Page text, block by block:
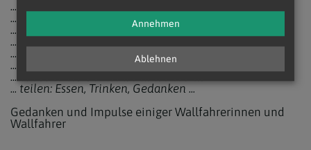
... austauschen ...
... gemeinsam nach dem Wesentlichen suchen ...
... mich auf den Weg machen ...
... nie zu lang mit Freunden an meiner Seite ...
... immer ein Ziel vor Augen – Gott ...
... die Natur, das Wetter bewusst wahrnehmen ...
... ein schönes Gemeinschaftserlebnis ...
... teilen: Essen, Trinken, Gedanken ...
Gedanken und Impulse einiger Wallfahrerinnen und
Wallfahrer
Ablehnen
Annehmen